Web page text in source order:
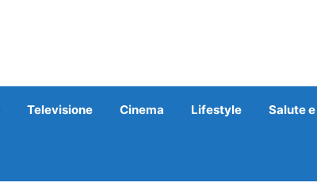
Televisione Cinema Lifestyle Salute